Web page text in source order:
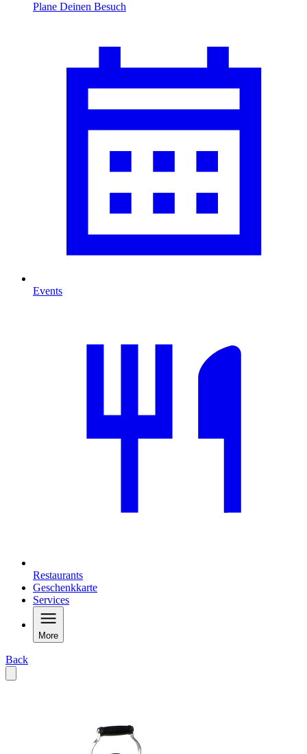
Plane Deinen Besuch
Events
Restaurants
Geschenkkarte
Services
More
Back